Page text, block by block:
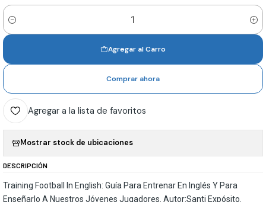
Cantidad
Agregar al Carro
Comprar ahora
Agregar a la lista de favoritos
Mostrar stock de ubicaciones
DESCRIPCIÓN
Training Football In English: Guía Para Entrenar En Inglés Y Para
Enseñarlo A Nuestros Jóvenes Jugadores. Autor:Santi Expósito.